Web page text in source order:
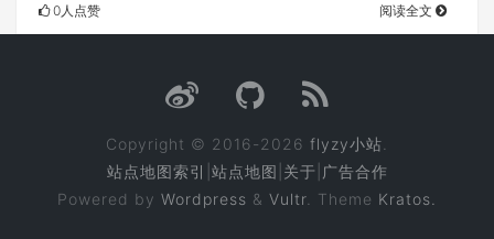
0人点赞 阅读全文
Copyright © 2016-2026 flyzy小站
站点地图索引 站点地图 关于 广告合作
Powered by Wordpress & Vultr . Theme Kratos.